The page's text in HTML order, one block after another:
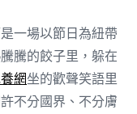
一場以節日為紐帶
騰的餃子里，躲在
網坐的歡聲笑語里
不分國界、不分膚